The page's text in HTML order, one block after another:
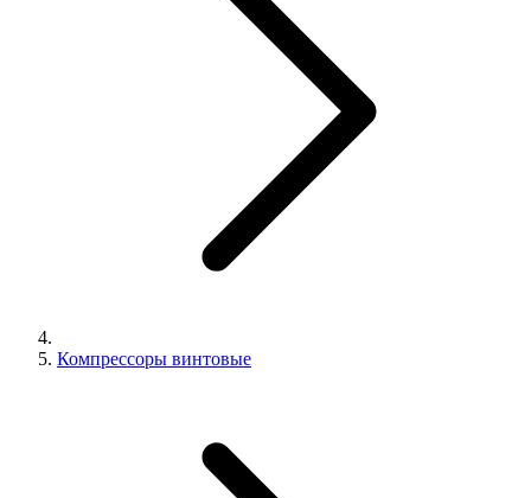
Компрессоры винтовые